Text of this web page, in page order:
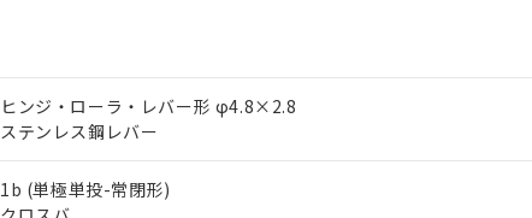
ヒンジ・ローラ・レバー形 φ4.8×2.8
ステンレス鋼レバー
1b (単極単投-常閉形)